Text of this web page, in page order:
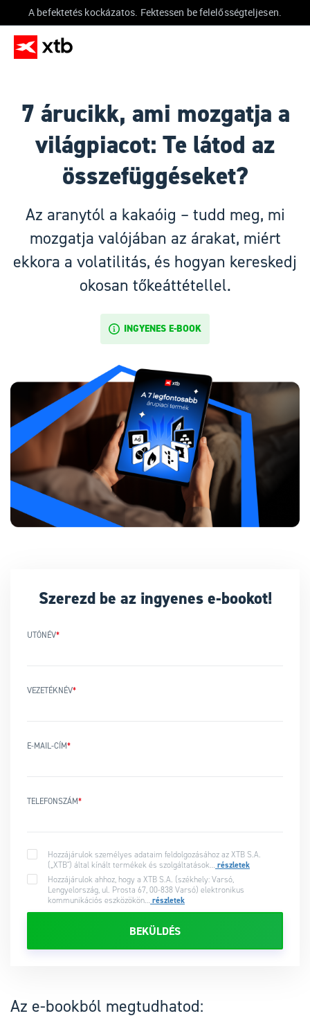
A befektetés kockázatos. Fektessen be felelősségteljesen.
7 árucikk, ami mozgatja a
világpiacot: Te látod az
összefüggéseket?
Az aranytól a kakaóig – tudd meg, mi
mozgatja valójában az árakat, miért
ekkora a volatilitás, és hogyan kereskedj
okosan tőkeáttétellel.
INGYENES E-BOOK
Szerezd be az ingyenes e-bookot!
UTÓNÉV*
VEZETÉKNÉV*
E-MAIL-CÍM*
TELEFONSZÁM*
Hozzájárulok személyes adataim feldolgozásához az XTB S.A.
(„XTB") által kínált termékek és szolgáltatások… részletek
Hozzájárulok ahhoz, hogy a XTB S.A. (székhely: Varsó,
Lengyelország, ul. Prosta 67, 00-838 Varsó) elektronikus
kommunikációs eszközökön… részletek
Az e-bookból megtudhatod: